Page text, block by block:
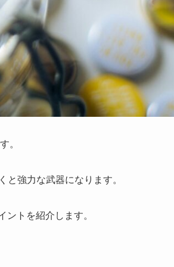
。
強力な武器になります。
トを紹介します。